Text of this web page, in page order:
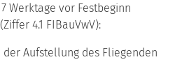
Werktage vor Festbeginn
4.1 FIBauVwV):
der Aufstellung des Fliegenden